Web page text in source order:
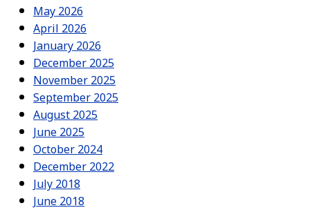
May 2026
April 2026
January 2026
December 2025
November 2025
September 2025
August 2025
June 2025
October 2024
December 2022
July 2018
June 2018